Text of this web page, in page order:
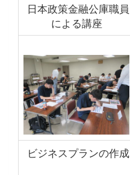
日本政策金融公庫職員
による講座
ビジネスプランの作成